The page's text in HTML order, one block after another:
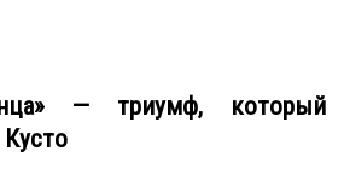
— триумф, который